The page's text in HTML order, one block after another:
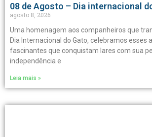
08 de Agosto – Dia internacional
agosto 8, 2026
Uma homenagem aos companheiros que
Dia Internacional do Gato, celebramos esses
fascinantes que conquistam lares com sua
independência e
Leia mais »